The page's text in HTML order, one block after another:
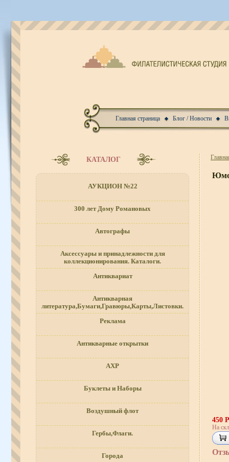
Главная страница Блог / Новости
КАТАЛОГ
АУКЦИОН №22
300 лет Дому Романовых
Автографы
Аксессуары и принадлежности для
коллекционирования. Каталоги.
Антиквариат
Антикварная
литература,Бумаги,Гравюры,Карты,Листовки.
Реклама
Антикварные открытки
АХР
Буклеты и Наборы
Воздушный флот
Гербы,Флаги.
Города
450
На